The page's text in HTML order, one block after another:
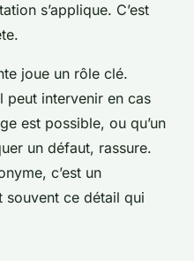
s’applique. C’est
joue un rôle clé.
peut intervenir en cas
est possible, ou qu’un
un défaut, rassure.
c’est un
souvent ce détail qui